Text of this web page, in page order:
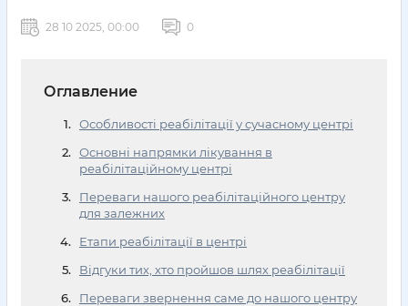
28 10 2025, 00:00 0
Оглавление
Особливості реабілітації у сучасному центрі
Основні напрямки лікування в
реабілітаційному центрі
Переваги нашого реабілітаційного центру
для залежних
Етапи реабілітації в центрі
Відгуки тих, хто пройшов шлях реабілітації
Переваги звернення саме до нашого центру